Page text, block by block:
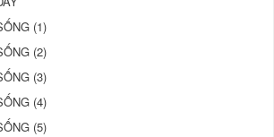
(1)
(2)
(3)
(4)
(5)